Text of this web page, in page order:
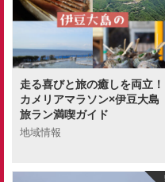
走る喜びと旅の癒しを両立！
カメリアマラソン×伊豆大島
旅ラン満喫ガイド
地域情報